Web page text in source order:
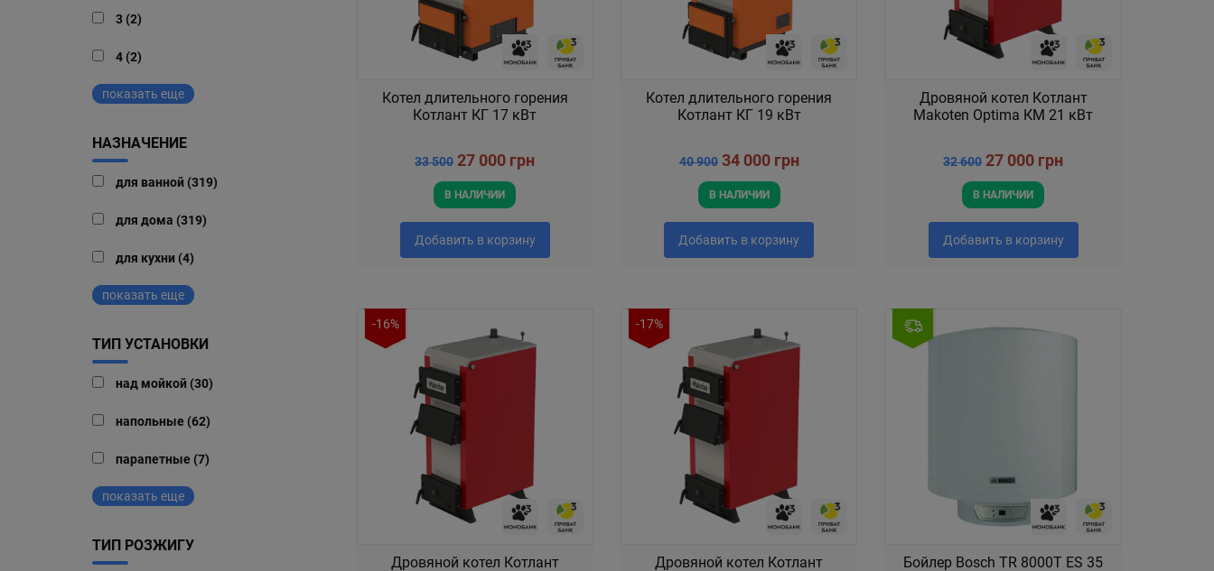
3 (2)
4 (2)
показать еще
НАЗНАЧЕНИЕ
для ванной (319)
для дома (319)
для кухни (4)
показать еще
ТИП УСТАНОВКИ
над мойкой (30)
напольные (62)
парапетные (7)
показать еще
ТИП РОЗЖИГУ
Котел длительного горения
Котлант КГ 17 кВт
33 500 27 000 грн
В НАЛИЧИИ
Добавить в корзину
Котел длительного горения
Котлант КГ 19 кВт
40 900 34 000 грн
В НАЛИЧИИ
Добавить в корзину
Дровяной котел Котлант
Makoten Optima КМ 21 кВт
32 600 27 000 грн
В НАЛИЧИИ
Добавить в корзину
-16%
Дровяной котел Котлант
-17%
Дровяной котел Котлант
Бойлер Bosch TR 8000T ES 35